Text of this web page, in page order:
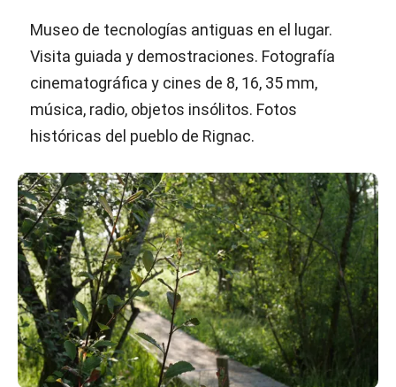
Museo de tecnologías antiguas en el lugar.
Visita guiada y demostraciones. Fotografía
cinematográfica y cines de 8, 16, 35 mm,
música, radio, objetos insólitos. Fotos
históricas del pueblo de Rignac.